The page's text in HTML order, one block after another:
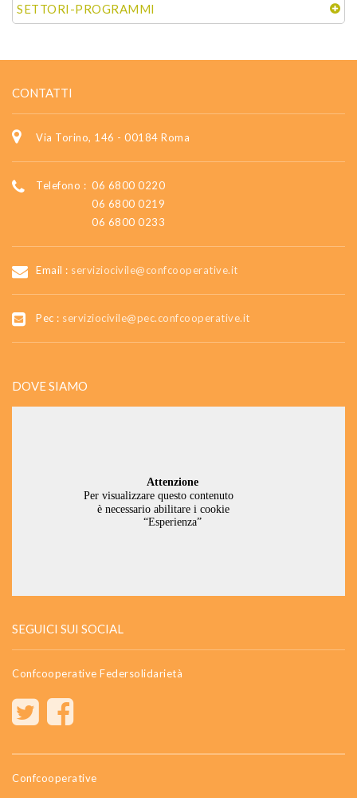
SETTORI-PROGRAMMI
CONTATTI
Via Torino, 146 - 00184 Roma
Telefono : 06 6800 0220
06 6800 0219
06 6800 0233
Email : serviziocivile@confcooperative.it
Pec : serviziocivile@pec.confcooperative.it
DOVE SIAMO
SEGUICI SUI SOCIAL
Confcooperative Federsolidarietà
Confcooperative